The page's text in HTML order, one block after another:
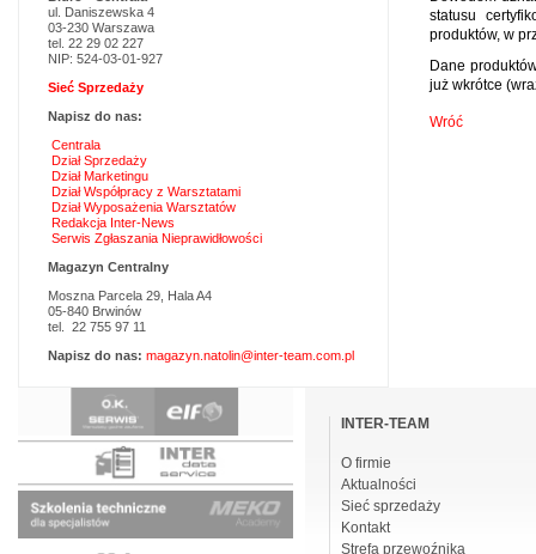
statusu
produktów, w
Dane
już wkrótce
Wróć
ul. Daniszewska 4
03-230 Warszawa
tel. 22 29 02 227
NIP: 524-03-01-927
Sieć Sprzedaży
Napisz do nas:
Centrala
Dział Sprzedaży
Dział Marketingu
Dział Współpracy z Warsztatami
Dział Wyposażenia Warsztatów
Redakcja Inter-News
Serwis Zgłaszania Nieprawidłowości
Magazyn Centralny
Moszna Parcela 29, Hala A4
05-840 Brwinów
tel. 22 755 97 11
Napisz do nas: magazyn.natolin@inter-team.com.pl
nawigacjeINTER-TEAM
O firmie
Aktualności
Sieć sprzedaży
Kontakt
Strefa przewoźnika